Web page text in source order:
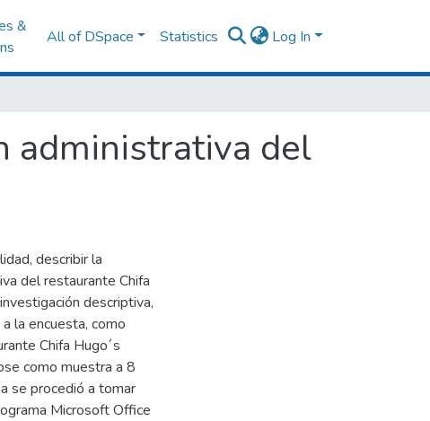
&
All of DSpace Statistics Log In
administrativa del
describir la
del restaurante Chifa
descriptiva,
la encuesta, como
Chifa Hugo´s
como muestra a 8
se procedió a tomar
Microsoft Office